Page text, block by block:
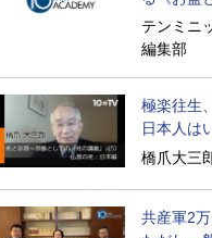
テンミニ
編集部
極楽往生
日本人は
えるか
橋爪大三
共産軍2